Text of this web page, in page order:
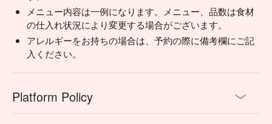
メニュー内容は一例になります。メニュー、品数は食材
の仕入れ状況により変更する場合がございます。
アレルギーをお持ちの場合は、予約の際に備考欄にご記
入ください。
Platform Policy